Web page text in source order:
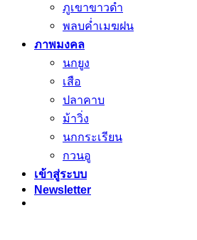
ภูเขาขาวดำ
พลบค่ำเมฆฝน
ภาพมงคล
นกยูง
เสือ
ปลาคาบ
ม้าวิ่ง
นกกระเรียน
กวนอู
เข้าสู่ระบบ
Newsletter